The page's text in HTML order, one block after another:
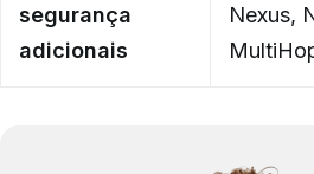
segurança
adicionais
Nexus,